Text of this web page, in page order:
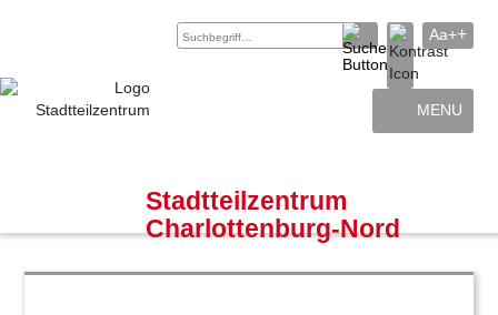
Aa++
Kontakt
Stadtteilzentrum
Charlottenburg-Nord
MENU